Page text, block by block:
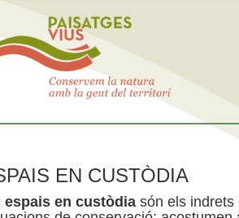
EN CUSTÒDIA
espais en custòdia són els indrets